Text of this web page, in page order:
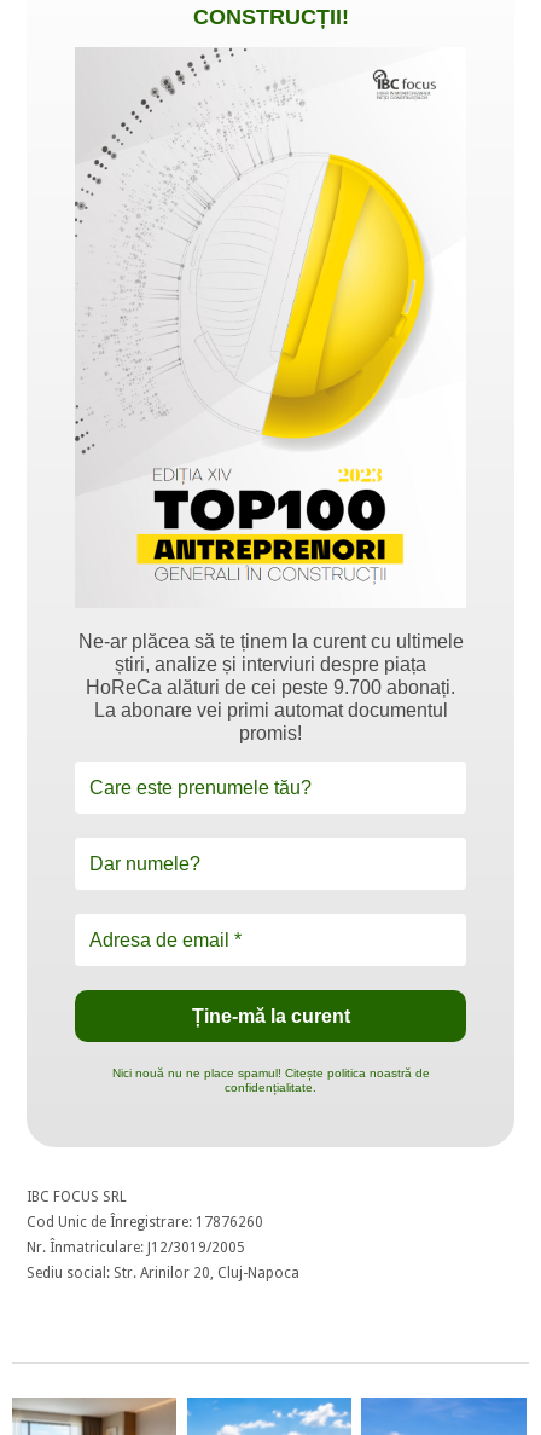
CONSTRUCȚII!
Ne-ar plăcea să te ținem la curent cu ultimele
știri, analize și interviuri despre piața
HoReCa alături de cei peste 9.700 abonați.
La abonare vei primi automat documentul
promis!
Nici nouă nu ne place spamul! Citește politica noastră de
confidențialitate.
IBC FOCUS SRL
Cod Unic de Înregistrare: 17876260
Nr. Înmatriculare: J12/3019/2005
Sediu social: Str. Arinilor 20, Cluj-Napoca